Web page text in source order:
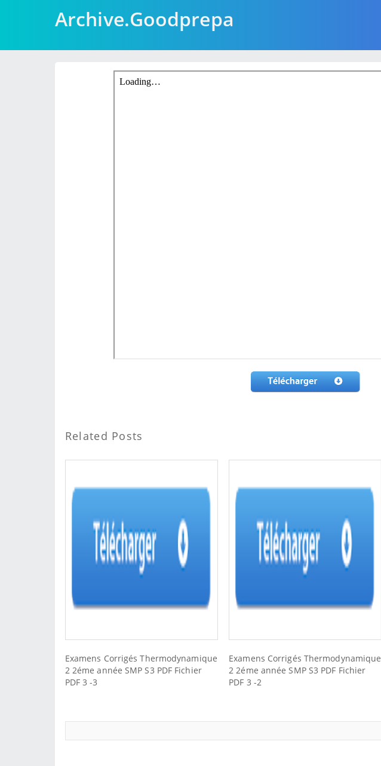
Archive.Goodprepa
Related Posts
Examens Corrigés Thermodynamique
2 2éme année SMP S3 PDF Fichier
PDF 3 -3
Examens Corrigés Thermodynamique
2 2éme année SMP S3 PDF Fichier
PDF 3 -2